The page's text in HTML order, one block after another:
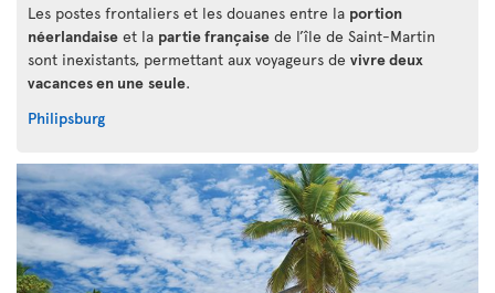
Les postes frontaliers et les douanes entre la portion
néerlandaise et la partie française de l’île de Saint-Martin
sont inexistants, permettant aux voyageurs de vivre deux
vacances en une seule.
Philipsburg